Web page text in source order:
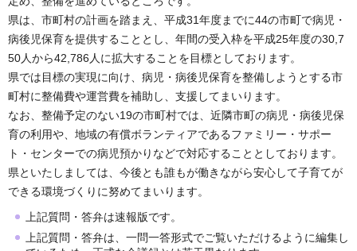
県は、市町村の計画を踏まえ、平成31年度までに44の市町で病児・
病後児保育を提供することとし、年間の受入枠を平成25年度の30,7
50人から42,786人に拡大することを目標としております。
県では目標の実現に向け、病児・病後児保育を整備しようとする市
町村に整備費や運営費を補助し、支援してまいります。
なお、整備予定のない19の市町村では、近隣市町の病児・病後児保
育の利用や、地域の有償ボランティアであるファミリー・サポー
ト・センターでの病児預かりなどで対応することとしております。
県といたしましては、今後とも誰もが働きながら安心して子育てが
できる環境づくりに努めてまいります。
上記質問・答弁は速報版です。
上記質問・答弁は、一問一答形式でご覧いただけるように編集し